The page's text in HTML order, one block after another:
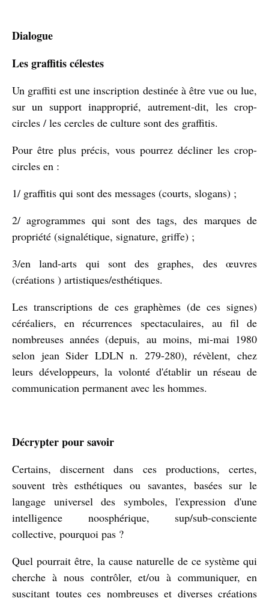
Dialogue
Les graffitis célestes
Un graffiti est une inscription destinée à être vue ou lue,
sur un support inapproprié, autrement-dit, les crop-
circles / les cercles de culture sont des graffitis.
Pour être plus précis, vous pourrez décliner les crop-
circles en :
1/ graffitis qui sont des messages (courts, slogans) ;
2/ agrogrammes qui sont des tags, des marques de
propriété (signalétique, signature, griffe) ;
3/en land-arts qui sont des graphes, des œuvres
(créations ) artistiques/esthétiques.
Les transcriptions de ces graphèmes (de ces signes)
céréaliers, en récurrences spectaculaires, au fil de
nombreuses années (depuis, au moins, mi-mai 1980
selon jean Sider LDLN n. 279-280), révèlent, chez
leurs développeurs, la volonté d'établir un réseau de
communication permanent avec les hommes.
Décrypter pour savoir
Certains, discernent dans ces productions, certes,
souvent très esthétiques ou savantes, basées sur le
langage universel des symboles, l'expression d'une
intelligence noosphérique, sup/sub-consciente
collective, pourquoi pas ?
Quel pourrait être, la cause naturelle de ce système qui
cherche à nous contrôler, et/ou à communiquer, en
suscitant toutes ces nombreuses et diverses créations